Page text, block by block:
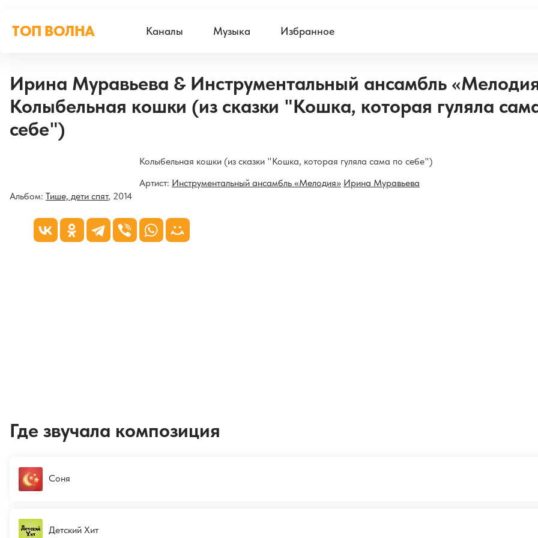
ТОП ВОЛНА Каналы Музыка Избранное
Ирина Муравьева & Инструментальный ансамбль
Колыбельная кошки (из сказки "Кошка, которая гуляла
себе")
Колыбельная кошки (из сказки "Кошка, которая гуляла сама по себе")
Артист: Инструментальный ансамбль «Мелодия» Ирина Муравьева
Альбом: Тише, дети спят, 2014
Где звучала композиция
Соня
Детский Хит